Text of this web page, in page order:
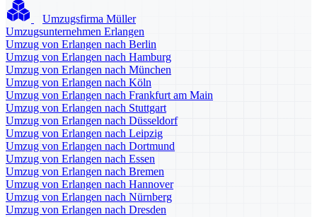
Umzugsfirma Müller
Umzugsunternehmen Erlangen
Umzug von Erlangen nach Berlin
Umzug von Erlangen nach Hamburg
Umzug von Erlangen nach München
Umzug von Erlangen nach Köln
Umzug von Erlangen nach Frankfurt am Main
Umzug von Erlangen nach Stuttgart
Umzug von Erlangen nach Düsseldorf
Umzug von Erlangen nach Leipzig
Umzug von Erlangen nach Dortmund
Umzug von Erlangen nach Essen
Umzug von Erlangen nach Bremen
Umzug von Erlangen nach Hannover
Umzug von Erlangen nach Nürnberg
Umzug von Erlangen nach Dresden